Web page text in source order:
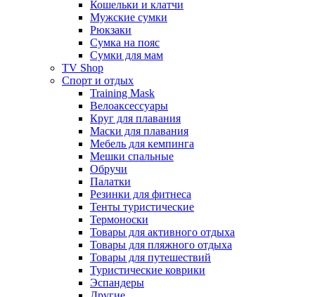
Кошельки и клатчи
Мужские сумки
Рюкзаки
Сумка на пояс
Сумки для мам
TV Shop
Спорт и отдых
Training Mask
Велоаксессуары
Круг для плавания
Маски для плавания
Мебель для кемпинга
Мешки спальные
Обручи
Палатки
Резинки для фитнеса
Тенты туристические
Термоноски
Товары для активного отдыха
Товары для пляжного отдыха
Товары для путешествий
Туристические коврики
Эспандеры